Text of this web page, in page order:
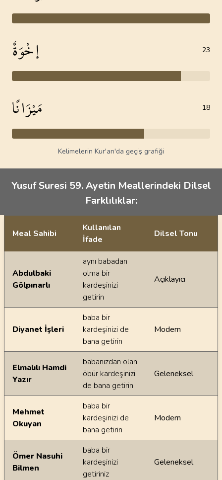
إخْوَةٌ
23
مَيْزَانًا 18
Kelimelerin Kur'an'da geçiş grafiği
Yusuf Suresi 59. Ayetin Meallerindeki Dilsel
Farklılıklar:
Ayetin meallerindeki dilsel farklılıklar
Meal Sahibi
Kullanılan
İfade
Dilsel Tonu
Abdulbaki
Gölpınarlı
aynı babadan
olma bir
kardeşinizi
getirin
Açıklayıcı
Diyanet İşleri
baba bir
kardeşinizi de
bana getirin
Modern
Elmalılı Hamdi
Yazır
babanızdan olan
öbür kardeşinizi
de bana getirin
Geleneksel
Mehmet
Okuyan
baba bir
kardeşinizi de
bana getirin
Modern
Ömer Nasuhi
Bilmen
baba bir
kardeşinizi
getiriniz
Geleneksel